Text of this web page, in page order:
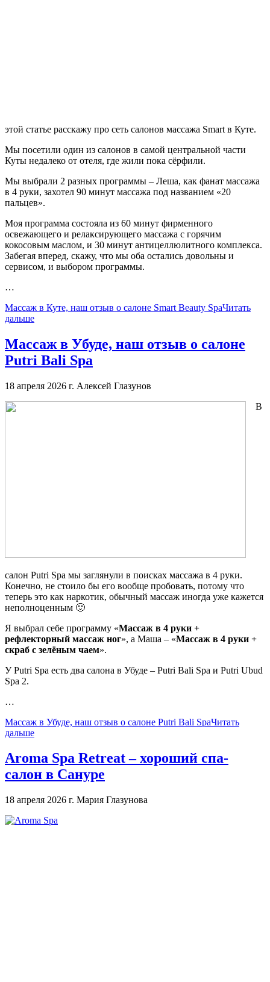
этой статье расскажу про сеть салонов массажа Smart в Куте.
Мы посетили один из салонов в самой центральной части
Куты недалеко от отеля, где жили пока сёрфили.
Мы выбрали 2 разных программы – Леша, как фанат массажа
в 4 руки, захотел 90 минут массажа под названием «20
пальцев».
Моя программа состояла из 60 минут фирменного
освежающего и релаксирующего массажа с горячим
кокосовым маслом, и 30 минут антицеллюлитного комплекса.
Забегая вперед, скажу, что мы оба остались довольны и
сервисом, и выбором программы.
…
Массаж в Куте, наш отзыв о салоне Smart Beauty SpaЧитать
дальше
Массаж в Убуде, наш отзыв о салоне
Putri Bali Spa
18 апреля 2026 г. Алексей Глазунов
В
салон Putri Spa мы заглянули в поисках массажа в 4 руки.
Конечно, не стоило бы его вообще пробовать, потому что
теперь это как наркотик, обычный массаж иногда уже кажется
неполноценным 🙂
Я выбрал себе программу «Массаж в 4 руки +
рефлекторный массаж ног», а Маша – «Массаж в 4 руки +
скраб с зелёным чаем».
У Putri Spa есть два салона в Убуде – Putri Bali Spa и Putri Ubud
Spa 2.
…
Массаж в Убуде, наш отзыв о салоне Putri Bali SpaЧитать
дальше
Aroma Spa Retreat – хороший спа-
салон в Сануре
18 апреля 2026 г. Мария Глазунова